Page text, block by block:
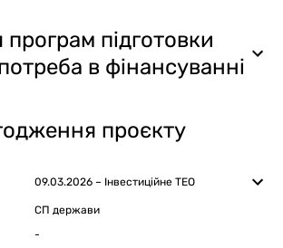
підготовки
в фінансуванні
проєкту
09.03.2026 – Інвестиційне ТЕО
СП держави
-